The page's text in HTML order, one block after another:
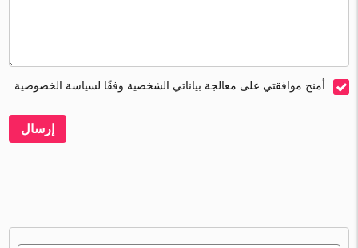
أمنح موافقتي على معالجة بياناتي الشخصية وفقًا لسياسة الخصوصية
إرسال